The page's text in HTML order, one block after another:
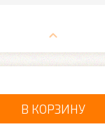
В КОРЗИНУ